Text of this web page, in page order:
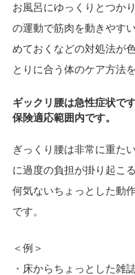
お風呂にゆっくりとつか
の運動で筋肉を動きやす
めておくなどの対処法が
とりに合う体のケア方法
ギックリ腰は急性症状で
保険適応範囲内です。
ぎっくり腰は非常に重た
に過度の負担が掛り起こ
何気ないちょっとした動
です。
＜例＞
・床からちょっとした雑